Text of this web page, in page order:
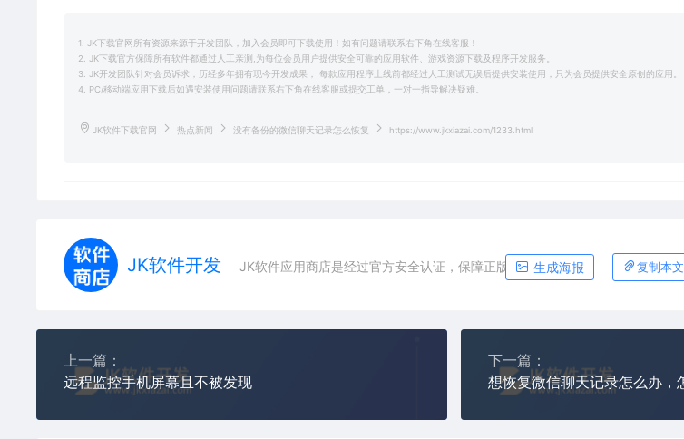
1. JK下载官网所有资源来源于开发团队，加入会员即可下载使用！如有问题请联系右下角在线客服！
2. JK下载官方保障所有软件都通过人工亲测,为每位会员用户提供安全可靠的应用软件、游戏资源下载及程序开发服务。
3. JK开发团队针对会员诉求，历经多年拥有现今开发成果， 每款应用程序上线前都经过人工测试无误后提供安装使用，只为会员提供安全原创的应用。
4. PC/移动端应用下载后如遇安装使用问题请联系右下角在线客服或提交工单，一对一指导解决疑难。
JK软件下载官网 热点新闻 没有备份的微信聊天记录怎么恢复 https://www.jkxiazai.com/1233.html
JK软件开发 JK软件应用商店是经过官方安全认证，保障正版软件平台生成海报 复制本
上一篇：
远程监控手机屏幕且不被发现
下一篇：